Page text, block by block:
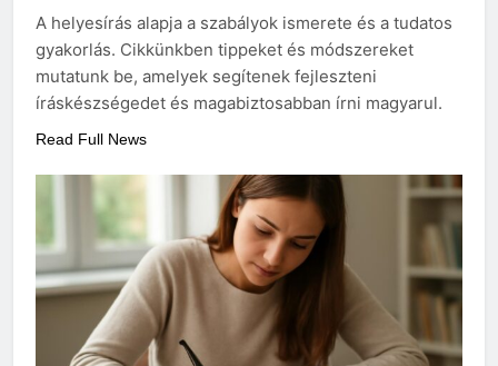
eredetiségvizsgálathoz?
A helyesírás alapja a szabályok ismerete és a tudatos
gyakorlás. Cikkünkben tippeket és módszereket
mutatunk be, amelyek segítenek fejleszteni
íráskészségedet és magabiztosabban írni magyarul.
Read Full News